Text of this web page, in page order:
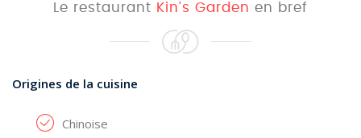
Le restaurant Kin's Garden en bref
Origines de la cuisine
Chinoise